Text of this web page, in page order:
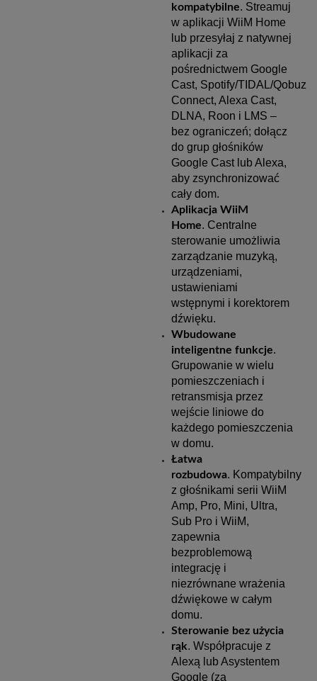
kompatybilne. Streamuj
w aplikacji WiiM Home
lub przesyłaj z natywnej
aplikacji za
pośrednictwem Google
Cast, Spotify/TIDAL/Qobuz
Connect, Alexa Cast,
DLNA, Roon i LMS –
bez ograniczeń; dołącz
do grup głośników
Google Cast lub Alexa,
aby zsynchronizować
cały dom.
Aplikacja WiiM
Home. Centralne
sterowanie umożliwia
zarządzanie muzyką,
urządzeniami,
ustawieniami
wstępnymi i korektorem
dźwięku.
Wbudowane
inteligentne funkcje.
Grupowanie w wielu
pomieszczeniach i
retransmisja przez
wejście liniowe do
każdego pomieszczenia
w domu.
Łatwa
rozbudowa. Kompatybilny
z głośnikami serii WiiM
Amp, Pro, Mini, Ultra,
Sub Pro i WiiM,
zapewnia
bezproblemową
integrację i
niezrównane wrażenia
dźwiękowe w całym
domu.
Sterowanie bez użycia
rąk. Współpracuje z
Alexą lub Asystentem
Google (za